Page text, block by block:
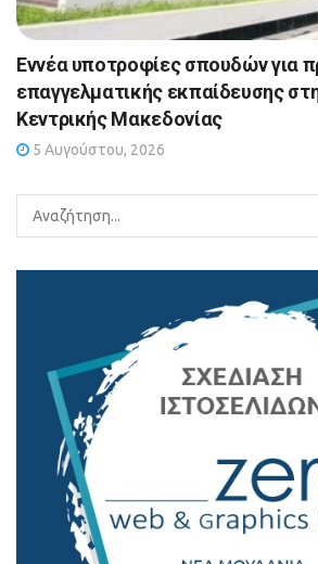
Εννέα υποτροφίες σπουδών για
επαγγελματικής εκπαίδευσης
Κεντρικής Μακεδονίας
5 Αυγούστου, 2026